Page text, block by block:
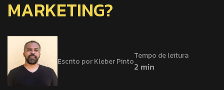
MARKETING?
Escrito por Kleber Pinto
Tempo de leitura
2 min